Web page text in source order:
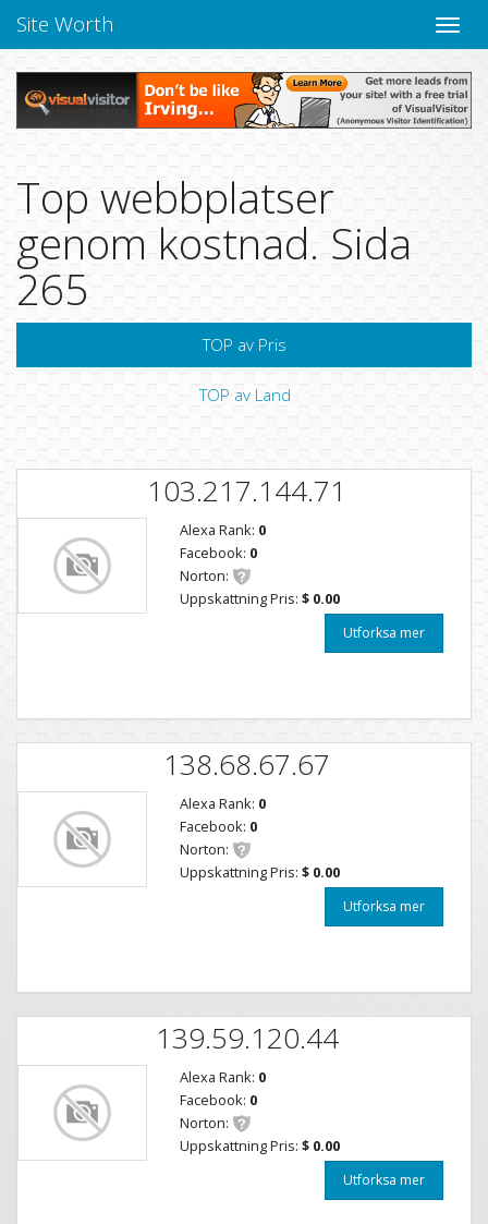
Toggle
Site Worth
Top webbplatser
genom kostnad. Sida
265
TOP av Pris
TOP av Land
103.217.144.71
Alexa Rank: 0
Facebook: 0
Norton:
Uppskattning Pris: $ 0.00
Utforksa mer
138.68.67.67
Alexa Rank: 0
Facebook: 0
Norton:
Uppskattning Pris: $ 0.00
Utforksa mer
139.59.120.44
Alexa Rank: 0
Facebook: 0
Norton:
Uppskattning Pris: $ 0.00
Utforksa mer